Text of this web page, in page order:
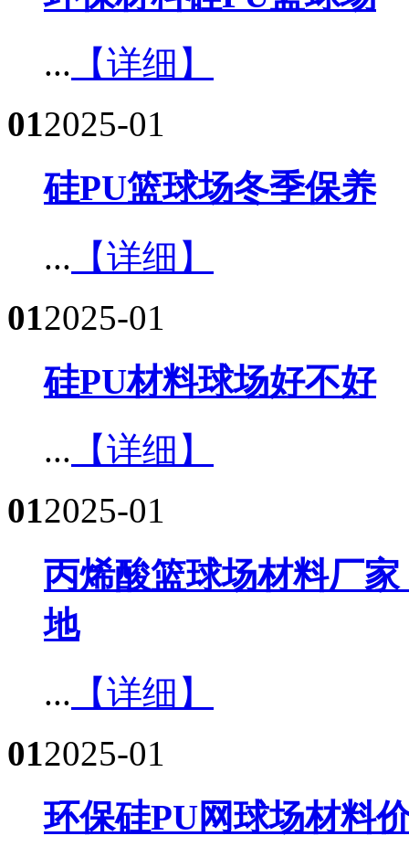
... 【详细】
012025-01
硅PU篮球场冬季保养​
... 【详细】
012025-01
硅PU材料球场好不好​
... 【详细】
012025-01
丙烯酸篮球场材料厂
地​
... 【详细】
012025-01
环保硅PU网球场材料